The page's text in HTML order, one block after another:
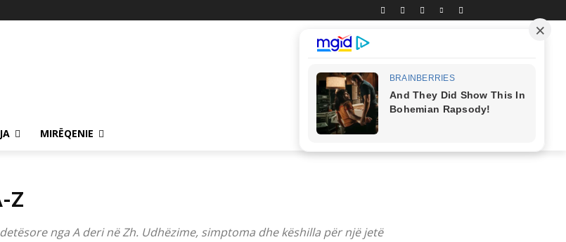
MIRËQENIE
Z
nga A deri në Zh. Udhëzime, simptoma dhe këshilla për një jetë